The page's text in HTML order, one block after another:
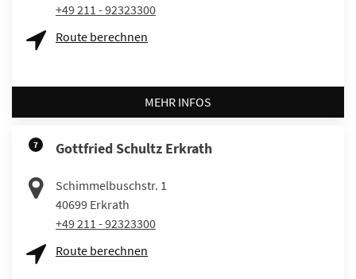
+49 211 - 92323300
Route berechnen
MEHR INFOS
7 Gottfried Schultz Erkrath
Schimmelbuschstr. 1
40699 Erkrath
+49 211 - 92323300
Route berechnen